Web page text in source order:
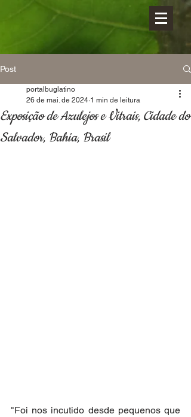
Post
Exposição de Azulejos e Vitrais, Cidade do
Salvador, Bahia, Brasil
portalbuglatino
26 de mai. de 2024 1 min de leitura
"Foi nos incutido desde pequenos que